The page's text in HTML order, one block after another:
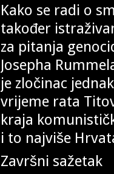
Kako se radi o
također
za pitanja
Josepha
je zločinac
vrijeme rata
kraja
i to najviše
Završni sažetak